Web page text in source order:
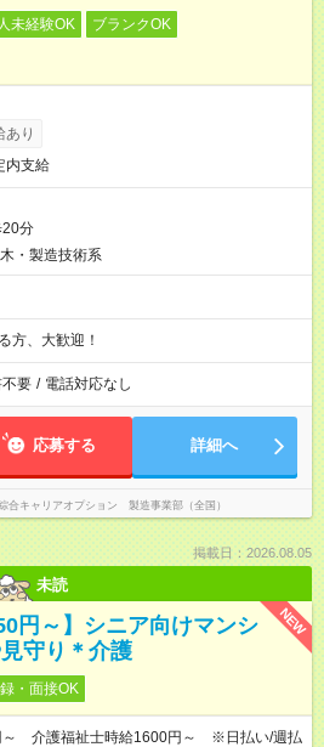
未経験OK
ブランクOK
あり
内支給
分
・製造技術系
方、大歓迎！
不要 / 電話対応なし
応募する 詳細へ
合キャリアオプション 製造事業部（全国）
掲載日：2026.08.05
未読
NEW
円～】シニア向けマンシ
守り＊介護
・面接OK
～ 介護福祉士時給1600円～ ※日払い/週払